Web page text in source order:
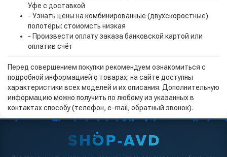
Уфе с доставкой
- Узнать цены на комбинированные (двухскоростные)
полотёры: стоиомсть низкая
- Произвести оплату заказа банковской картой или
оплатив счёт
Перед совершением покупки рекомендуем ознакомиться с
подробной информацией о товарах: на сайте доступны
характеристики всех моделей и их описания. Дополнительную
информацию можно получить по любому из указанных в
контактах способу (телефон, e-mail, обратный звонок).